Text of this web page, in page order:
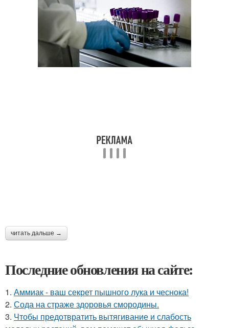
читать дальше →
Последние обновления на сайте:
1. Аммиак - ваш секрет пышного лука и чеснока!
2. Сода на страже здоровья смородины.
3. Чтобы предотвратить вытягивание и слабость